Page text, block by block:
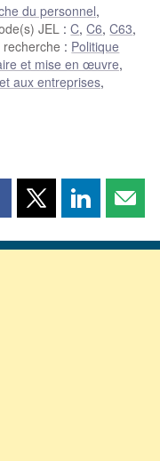
du personnel,
JEL :C,C6,C63,
: Politique
et mise en œuvre,
aux entreprises,
Partager
page
Partager
page page